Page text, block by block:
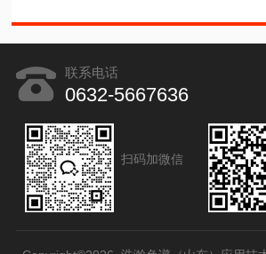
联系电话
0632-5667636
扫码加微信